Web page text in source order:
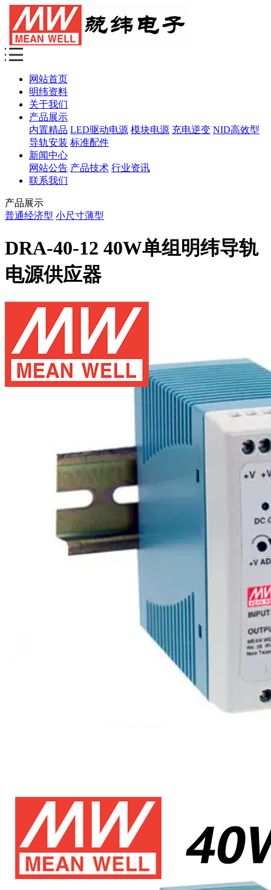
网站首页
明纬资料
关于我们
产品展示
内置精品 LED驱动电源 模块电源 充电逆变 NID高效型
导轨安装 标准配件
新闻中心
网站公告 产品技术 行业资讯
联系我们
产品展示
普通经济型 小尺寸薄型
DRA-40-12 40W单组明纬导轨
电源供应器